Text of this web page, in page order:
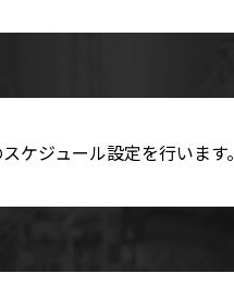
ケジュール設定を行います。